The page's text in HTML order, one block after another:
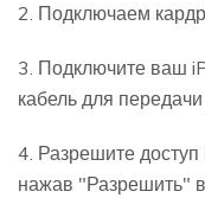
2. Подключаем
3. Подключите ваш
кабель для
4. Разрешите
нажав "Разрешить"